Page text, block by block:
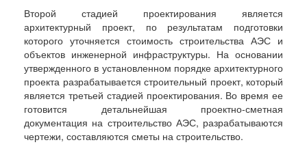
Второй стадией проектирования является
архитектурный проект, по результатам подготовки
которого уточняется стоимость строительства АЭС и
объектов инженерной инфраструктуры. На основании
утвержденного в установленном порядке архитектурного
проекта разрабатывается строительный проект, который
является третьей стадией проектирования. Во время ее
готовится детальнейшая проектно-сметная
документация на строительство АЭС, разрабатываются
чертежи, составляются сметы на строительство.